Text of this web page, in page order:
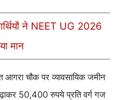
ने NEET UG 2026
मान
चौक पर व्यावसायिक जमीन
50,400 रुपये प्रति वर्ग गज